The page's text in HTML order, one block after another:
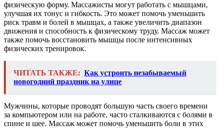
физическую форму. Массажисты могут работать с мышцами,
улучшая их тонус и гибкость. Это может помочь уменьшить
риск травм и болей в мышцах, а также увеличить диапазон
движения и способность к физическому труду. Массаж может
также помочь восстановить мышцы после интенсивных
физических тренировок.
ЧИТАТЬ ТАКЖЕ: Как устроить незабываемый
новогодний праздник на улице
Мужчины, которые проводят большую часть своего времени
за компьютером или на работе, часто сталкиваются с болями в
спине и шее. Массаж может помочь уменьшить боли в этих